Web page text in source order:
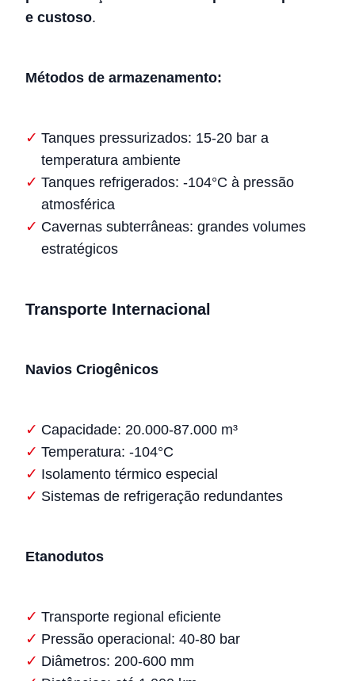
e custoso.
Métodos de armazenamento:
Tanques pressurizados: 15-20 bar a
temperatura ambiente
Tanques refrigerados: -104°C à pressão
atmosférica
Cavernas subterrâneas: grandes volumes
estratégicos
Transporte Internacional
Navios Criogênicos
Capacidade: 20.000-87.000 m³
Temperatura: -104°C
Isolamento térmico especial
Sistemas de refrigeração redundantes
Etanodutos
Transporte regional eficiente
Pressão operacional: 40-80 bar
Diâmetros: 200-600 mm